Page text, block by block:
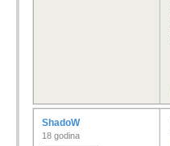
ShadoW
18 godina